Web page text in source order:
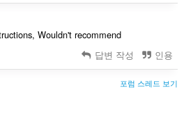
Wouldn't recommend
답변 작성 인용
포럼 스레드 보기